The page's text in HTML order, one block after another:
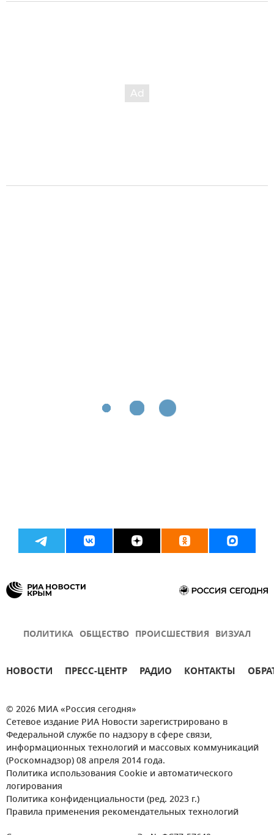
ПОЛИТИКА ОБЩЕСТВО ПРОИСШЕСТВИЯ ВИЗУАЛ
НОВОСТИ ПРЕСС-ЦЕНТР РАДИО КОНТАКТЫ
© 2026 МИА «Россия сегодня»
Сетевое издание РИА Новости зарегистрировано в
Федеральной службе по надзору в сфере связи,
информационных технологий и массовых коммуникаций
(Роскомнадзор) 08 апреля 2014 года.
Политика использования Cookie и автоматического
логирования
Политика конфиденциальности (ред. 2023 г.)
Правила применения рекомендательных технологий